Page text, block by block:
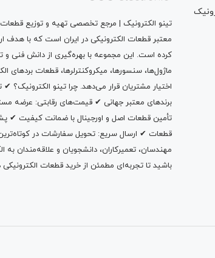
تینو الکترونیک | مرجع تخصصی تهیه و توزیع قطعات
معتبر قطعات الکترونیکی در ایران است که با هدف
کرده است. این مجموعه با بهره‌گیری از دانش فنی و
ماژول‌ها، سنسورها، میکروکنترلرها، قطعات بردهای
اختیار مشتریان قرار می‌دهد. چرا تینو الکترونیک؟
برندهای معتبر جهانی ✔ قیمت‌های رقابتی:
تأمین قطعات اصل و اورجینال با ضمانت کیفیت ✔
قطعات ✔ ارسال سریع: تحویل سفارشات در
مهندسان، تعمیرکاران، دانشجویان و علاقه‌مندان به
باشید تا تجربه‌ای مطمئن از خرید قطعات